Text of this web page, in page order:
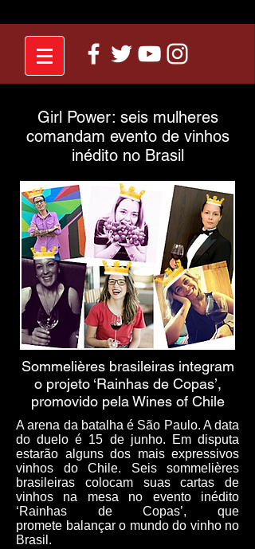
Girl Power: seis mulheres
comandam evento de vinhos
inédito no Brasil
Sommelières brasileiras integram
o projeto ‘Rainhas de Copas’,
promovido pela Wines of Chile
A arena da batalha é São Paulo. A data
do duelo é 15 de junho. Em disputa
estarão alguns dos mais expressivos
vinhos do Chile. Seis sommelières
brasileiras colocam suas cartas de
vinhos na mesa no evento inédito
‘Rainhas de Copas’, que
promete balançar o mundo do vinho no
Brasil.